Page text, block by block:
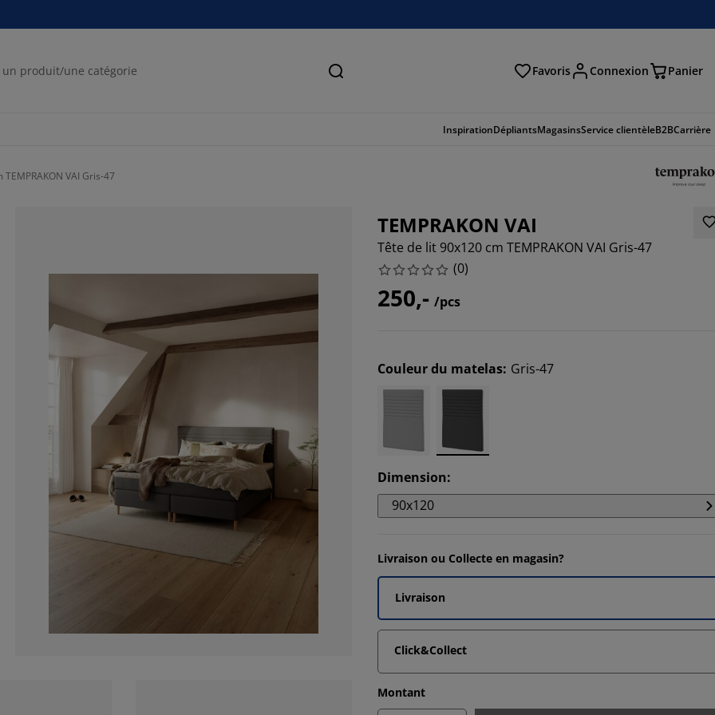
Recherche Favoris Connexion Panier
InspirationDépliantsMagasinsService clientèleB2BCarrière
VAI Gris-47
TEMPRAKON VAI
Tête de lit 90x120 cm TEMPRAKON VAI Gris-47
(0)
250,- /pcs
Couleur du matelas: Gris-47
Dimension:
90x120
Livraison ou Collecte en magasin?
Livraison
Click&Collect
Montant